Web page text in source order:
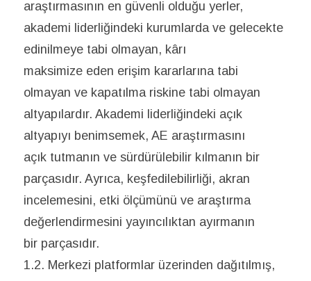
araştırmasının en güvenli olduğu yerler,
akademi liderliğindeki kurumlarda ve gelecekte
edinilmeye tabi olmayan, kârı
maksimize eden erişim kararlarına tabi
olmayan ve kapatılma riskine tabi olmayan
altyapılardır. Akademi liderliğindeki açık
altyapıyı benimsemek, AE araştırmasını
açık tutmanın ve sürdürülebilir kılmanın bir
parçasıdır. Ayrıca, keşfedilebilirliği, akran
incelemesini, etki ölçümünü ve araştırma
değerlendirmesini yayıncılıktan ayırmanın
bir parçasıdır.
1.2. Merkezi platformlar üzerinden dağıtılmış,